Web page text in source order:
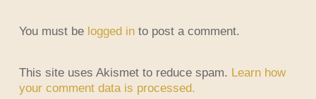
You must be logged into post a comment.
This site uses Akismet to reduce spam. Learn how
your comment data is processed.